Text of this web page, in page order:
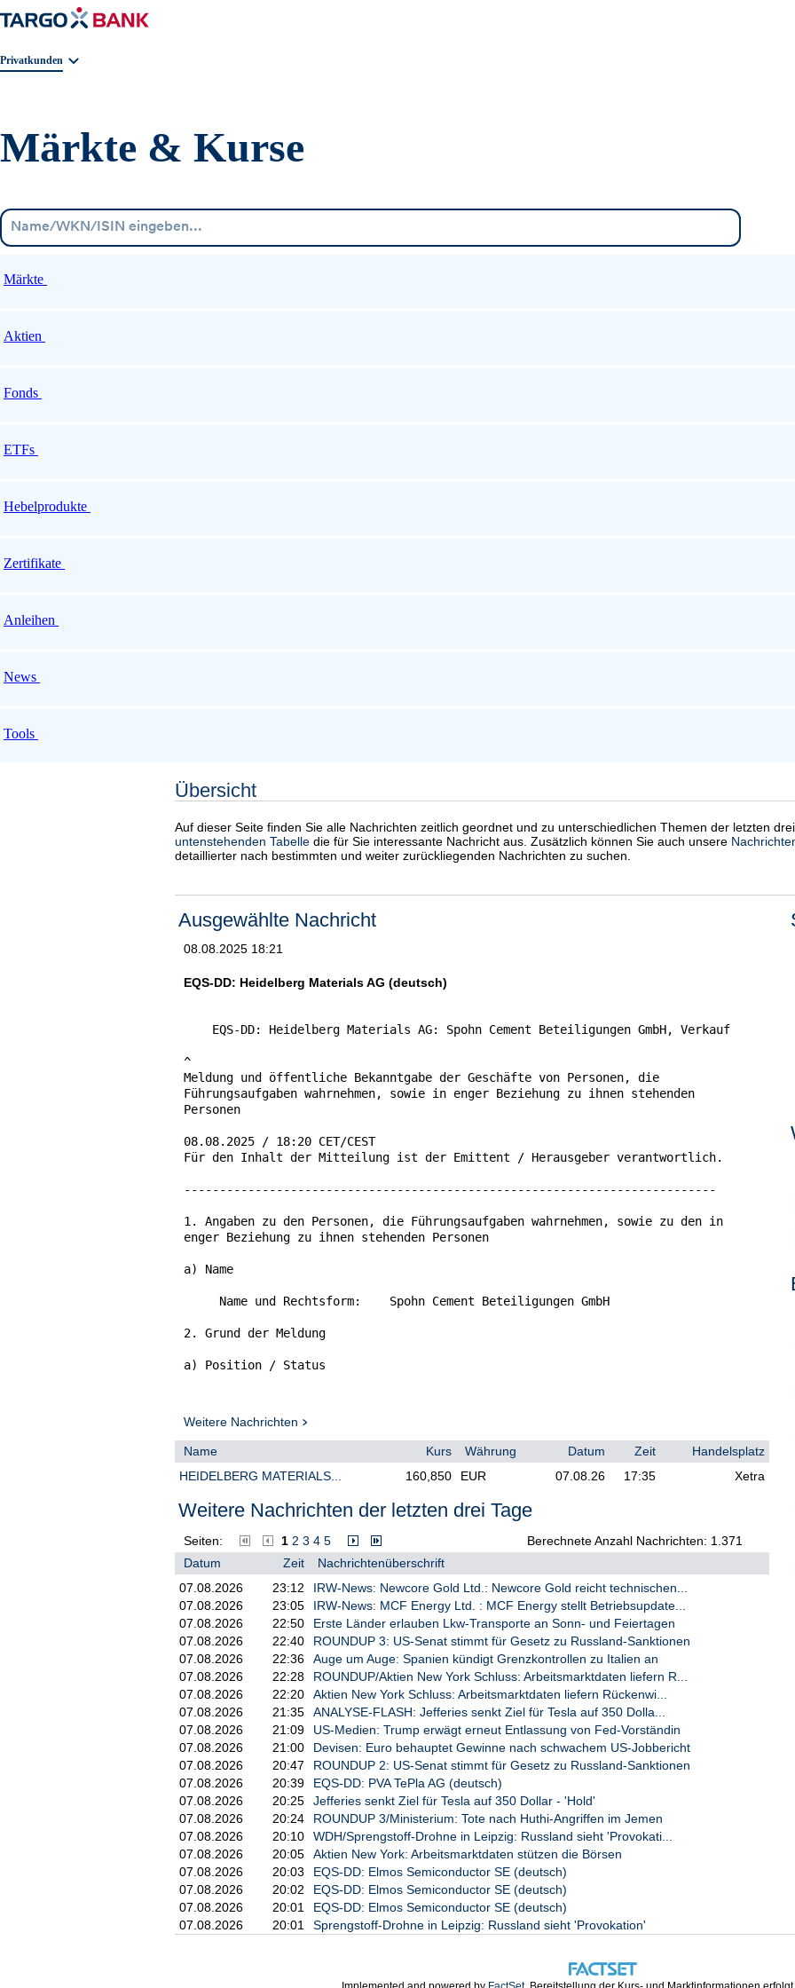
Geschäftsbereichnavigation. Aktuelle Auswahl:
Privatkunden
Märkte & Kurse
Märkte
Aktien
Fonds
ETFs
Hebelprodukte
Zertifikate
Anleihen
News
Tools
Übersicht
Auf dieser Seite finden Sie alle Nachrichten zeitlich geordnet und zu unterschiedlichen Themen der letzten
untenstehenden Tabelle die für Sie interessante Nachricht aus. Zusätzlich können Sie auch unsere
detaillierter nach bestimmten und weiter zurückliegenden Nachrichten zu suchen.
Ausgewählte Nachricht
08.08.2025 18:21
EQS-DD: Heidelberg Materials AG (deutsch)
    EQS-DD: Heidelberg Materials AG: Spohn Cement Beteiligungen GmbH, Verkauf
^
Meldung und öffentliche Bekanntgabe der Geschäfte von Personen, die
Führungsaufgaben wahrnehmen, sowie in enger Beziehung zu ihnen stehenden
Personen
08.08.2025 / 18:20 CET/CEST
Für den Inhalt der Mitteilung ist der Emittent / Herausgeber verantwortlich.
---------------------------------------------------------------------------
1. Angaben zu den Personen, die Führungsaufgaben wahrnehmen, sowie zu den in
enger Beziehung zu ihnen stehenden Personen
a) Name
     Name und Rechtsform:    Spohn Cement Beteiligungen GmbH
2. Grund der Meldung
a) Position / Status
     Vorname:                               Ludwig
     Nachname(n):                           Merckle
     Position:                              Aufsichtsrat
3. Angaben zum Emittenten, zum Teilnehmer am Markt für Emissionszertifikate,
zur Versteigerungsplattform, zum Versteigerer oder zur Auktionsaufsicht
a) Name
     Heidelberg Materials AG
b) LEI
     LZ2C6E0W5W7LQMX5ZI37
4. Angaben zum Geschäft/zu den Geschäften
a) Beschreibung des Finanzinstruments, Art des Instruments, Kennung
     Art:     Aktie
     ISIN:    DE0006047004
b) Art des Geschäfts
     Verkauf
c) Preis(e) und Volumen
     Preis(e)          Volumen
     195,056218 EUR    15.958.524,48 EUR
Weitere Nachrichten
Name Kurs Währung Datum Zeit
Handelsplatz
HEIDELBERG MATERIALS...
160,850 EUR 07.08.26 17:35 Xetra
Weitere Nachrichten der letzten drei Tage
Seiten: 1 2 3 4 5
Berechnete Anzahl Nachrichten: 1.371
Datum
Zeit
Nachrichtenüberschrift
07.08.2026
23:12
IRW-News: Newcore Gold Ltd.: Newcore Gold reicht technischen...
07.08.2026
23:05
IRW-News: MCF Energy Ltd. : MCF Energy stellt Betriebsupdate...
07.08.2026
22:50
Erste Länder erlauben Lkw-Transporte an Sonn- und Feiertagen
07.08.2026
22:40
ROUNDUP 3: US-Senat stimmt für Gesetz zu Russland-Sanktionen
07.08.2026
22:36
Auge um Auge: Spanien kündigt Grenzkontrollen zu Italien an
07.08.2026
22:28
ROUNDUP/Aktien New York Schluss: Arbeitsmarktdaten liefern R...
07.08.2026
22:20
Aktien New York Schluss: Arbeitsmarktdaten liefern Rückenwi...
07.08.2026
21:35
ANALYSE-FLASH: Jefferies senkt Ziel für Tesla auf 350 Dolla...
07.08.2026
21:09
US-Medien: Trump erwägt erneut Entlassung von Fed-Vorständin
07.08.2026
21:00
Devisen: Euro behauptet Gewinne nach schwachem US-Jobbericht
07.08.2026
20:47
ROUNDUP 2: US-Senat stimmt für Gesetz zu Russland-Sanktionen
07.08.2026
20:39
EQS-DD: PVA TePla AG (deutsch)
07.08.2026
20:25
Jefferies senkt Ziel für Tesla auf 350 Dollar - 'Hold'
07.08.2026
20:24
ROUNDUP 3/Ministerium: Tote nach Huthi-Angriffen im Jemen
07.08.2026
20:10
WDH/Sprengstoff-Drohne in Leipzig: Russland sieht 'Provokati...
07.08.2026
20:05
Aktien New York: Arbeitsmarktdaten stützen die Börsen
07.08.2026
20:03
EQS-DD: Elmos Semiconductor SE (deutsch)
07.08.2026
20:02
EQS-DD: Elmos Semiconductor SE (deutsch)
07.08.2026
20:01
EQS-DD: Elmos Semiconductor SE (deutsch)
07.08.2026
20:01 Sprengstoff-Drohne in Leipzig: Russland sieht 'Provokation'